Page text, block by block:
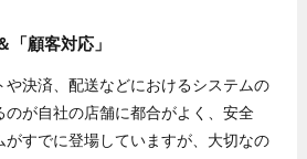
「顧客対応」
や決済、配送などにおけるシステムの
のが自社の店舗に都合がよく、安全
がすでに登場していますが、大切なの